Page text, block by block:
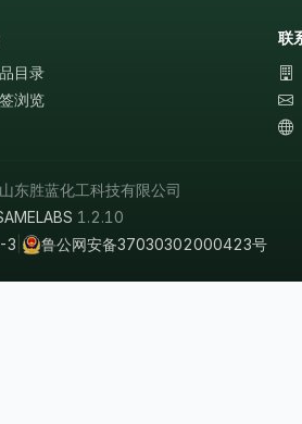
目录
浏览
联
东胜蓝化工科技有限公司
1.2.10
3
鲁公网安备37030302000423号